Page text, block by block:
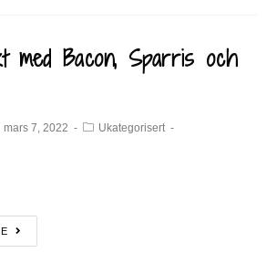
med Bacon, Sparris och
mars 7, 2022
Ukategorisert